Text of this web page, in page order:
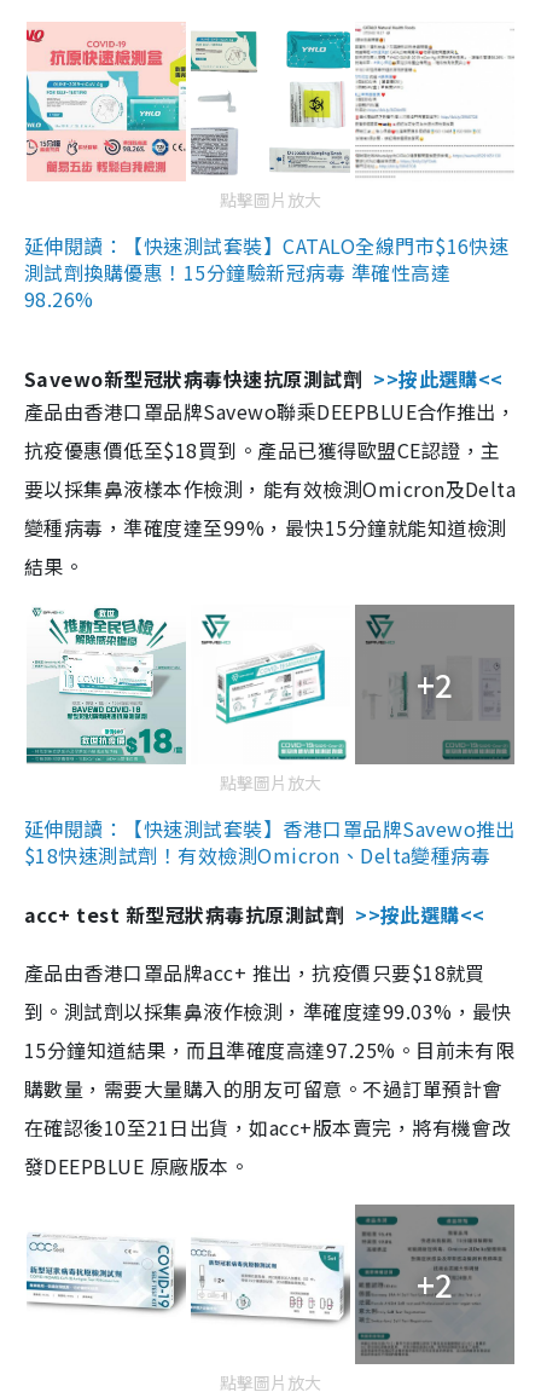
點擊圖片放大
延伸閱讀：【快速測試套裝】CATALO全線門市$16快速
測試劑換購優惠！15分鐘驗新冠病毒 準確性高達
98.26%
Savewo新型冠狀病毒快速抗原測試劑 >>按此選購<<
產品由香港口罩品牌Savewo聯乘DEEPBLUE合作推出，
抗疫優惠價低至$18買到。產品已獲得歐盟CE認證，主
要以採集鼻液樣本作檢測，能有效檢測Omicron及Delta
變種病毒，準確度達至99%，最快15分鐘就能知道檢測
結果。
+2
點擊圖片放大
延伸閱讀：【快速測試套裝】香港口罩品牌Savewo推出
$18快速測試劑！有效檢測Omicron、Delta變種病毒
acc+ test 新型冠狀病毒抗原測試劑 >>按此選購<<
產品由香港口罩品牌acc+ 推出，抗疫價只要$18就買
到。測試劑以採集鼻液作檢測，準確度達99.03%，最快
15分鐘知道結果，而且準確度高達97.25%。目前未有限
購數量，需要大量購入的朋友可留意。不過訂單預計會
在確認後10至21日出貨，如acc+版本賣完，將有機會改
發DEEPBLUE 原廠版本。
+2
點擊圖片放大